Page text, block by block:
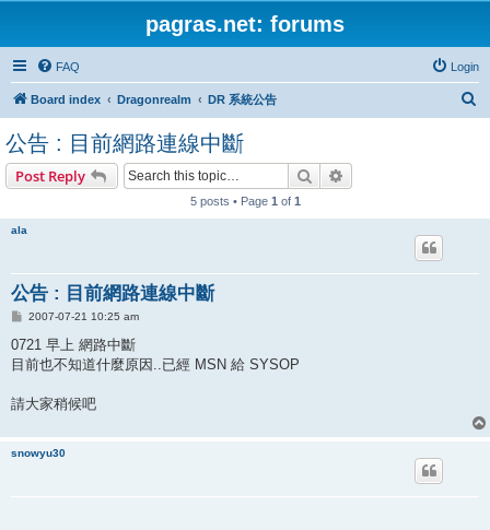
pagras.net: forums
FAQ Login
Board index Dragonrealm DR 系統公告
公告 : 目前網路連線中斷
Post Reply Search
5 posts • Page 1 of 1
ala
公告 : 目前網路連線中斷
P
s
2007-07-21 10:25 am
0721 早上 網路中斷
目前也不知道什麼原因..已經 MSN 給 SYSOP
請大家稍候吧
snowyu30